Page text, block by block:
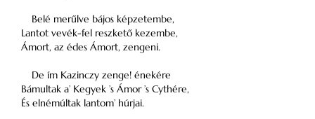
Belé merűlve bájos képzetembe,
Lantot vevék-fel reszkető kezembe,
Ámort, az édes Ámort, zengeni.
De ím Kazinczy zenge! énekére
Bámultak a’ Kegyek ’s Ámor ’s Cythére,
És elnémúltak lantom’ húrjai.